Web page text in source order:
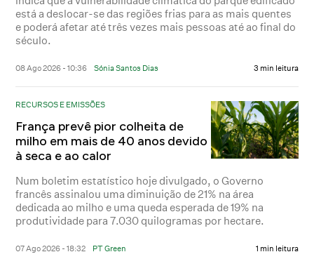
está a deslocar-se das regiões frias para as mais quentes
e poderá afetar até três vezes mais pessoas até ao final do
século.
08 Ago 2026 - 10:36 Sónia Santos Dias 3 min leitura
RECURSOS E EMISSÕES
França prevê pior colheita de
milho em mais de 40 anos devido
à seca e ao calor
Num boletim estatístico hoje divulgado, o Governo
francês assinalou uma diminuição de 21% na área
dedicada ao milho e uma queda esperada de 19% na
produtividade para 7.030 quilogramas por hectare.
07 Ago 2026 - 18:32 PT Green 1 min leitura